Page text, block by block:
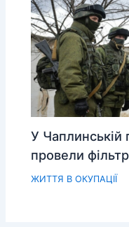
У Чаплинській
провели
ЖИТТЯ В ОКУПАЦІЇ